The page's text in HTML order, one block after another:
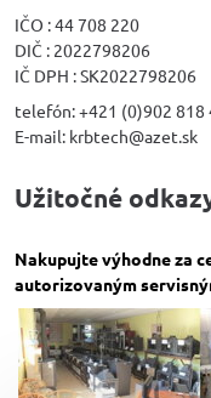
IČO : 44 708 220
DIČ : 2022798206
IČ DPH : SK2022798206
telefón: +421 (0)902 818
E-mail: krbtech@azet.sk
Užitočné
Nakupujte výhodne za
autorizovaným